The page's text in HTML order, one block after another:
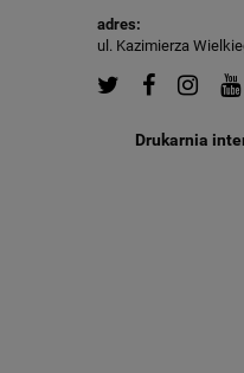
adres:
ul. Kazimierza
Drukarnia